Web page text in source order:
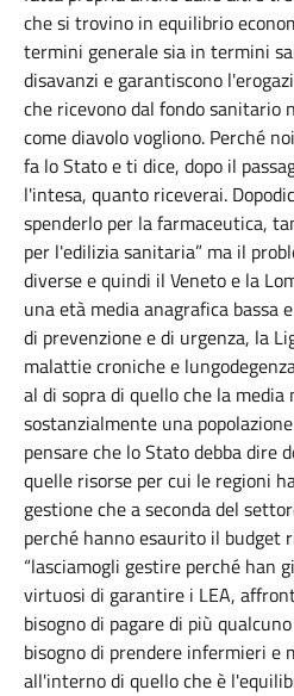
che si trovino in equilibrio
termini generale sia in termini
disavanzi e garantiscono
che ricevono dal fondo sanitario
come diavolo vogliono. Perché
fa lo Stato e ti dice, dopo il
l'intesa, quanto riceverai.
spenderlo per la farmaceutica,
per l'edilizia sanitaria” ma il
diverse e quindi il Veneto e la
una età media anagrafica bassa
di prevenzione e di urgenza, la
malattie croniche e
al di sopra di quello che la media
sostanzialmente una
pensare che lo Stato debba dire
quelle risorse per cui le regioni
gestione che a seconda del
perché hanno esaurito il budget
“lasciamogli gestire perché han
virtuosi di garantire i LEA,
bisogno di pagare di più
bisogno di prendere infermieri e
all'interno di quello che è